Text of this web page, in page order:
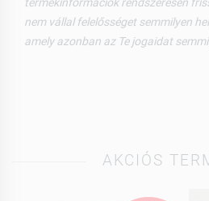
nem vállal felelősséget semmilyen
amely azonban az Te jogaidat
AKCIÓS